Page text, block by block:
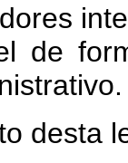
de
desta